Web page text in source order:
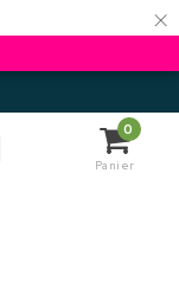
×
0
Panier